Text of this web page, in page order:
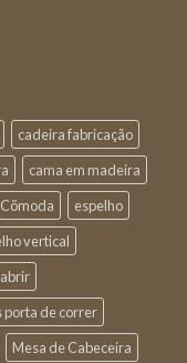
cadeira fabricação
cama em madeira
Cõmoda
espelho
vertical
porta de correr
Mesa de Cabeceira